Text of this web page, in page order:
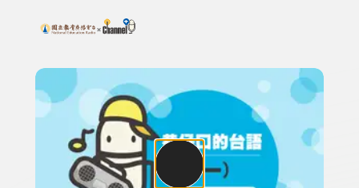
上方功能區塊
搜尋關鍵字：可輸入節目名稱、主持人或關鍵字